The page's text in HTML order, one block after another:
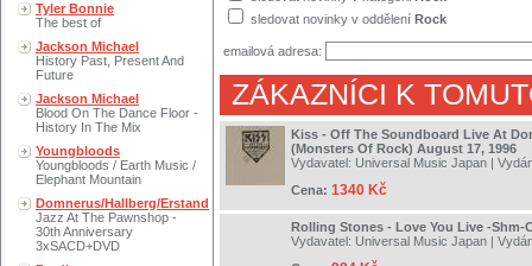
Tyler Bonnie
The best of
Jackson Michael
History Past, Present And
Future
Jackson Michael
Blood On The Dance Floor -
History In The Mix
Youngbloods
Youngbloods / Earth Music /
Elephant Mountain
Domnerus/Hallberg/Erstand
Jazz At The Pawnshop -
30th Anniversary
3xSACD+DVD
sledovat novinky v oddělení Rock
emailová adresa:
ZÁKAZNÍCI K
Kiss - Off The Soundboard Live At
(Monsters Of Rock) August 17, 1996
Vydavatel: Universal Music Japan |
Cena: 1340 Kč
Rolling Stones - Love You Live -Shm-
Vydavatel: Universal Music Japan |